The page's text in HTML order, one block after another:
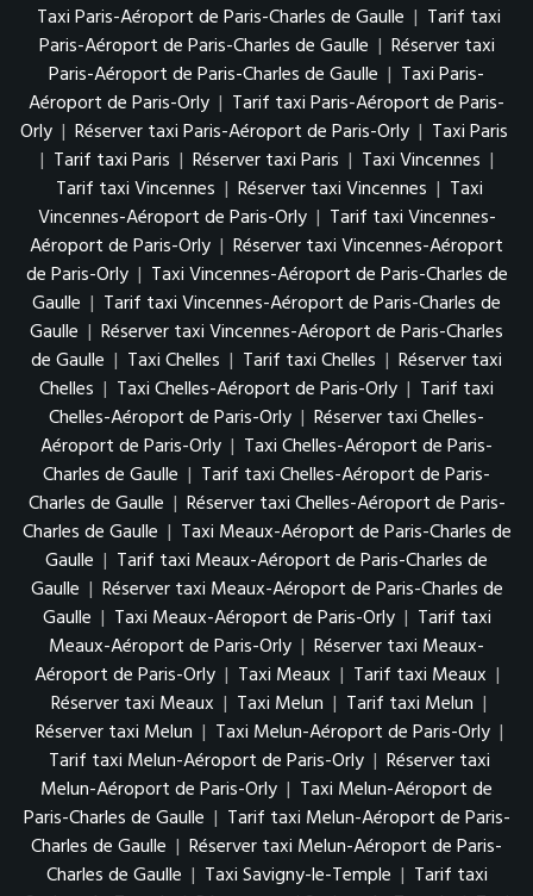
Taxi Paris-Aéroport de Paris-Charles de Gaulle | Tarif taxi
Paris-Aéroport de Paris-Charles de Gaulle | Réserver taxi
Paris-Aéroport de Paris-Charles de Gaulle | Taxi Paris-
Aéroport de Paris-Orly | Tarif taxi Paris-Aéroport de Paris-
Orly | Réserver taxi Paris-Aéroport de Paris-Orly | Taxi Paris
| Tarif taxi Paris | Réserver taxi Paris | Taxi Vincennes |
Tarif taxi Vincennes | Réserver taxi Vincennes | Taxi
Vincennes-Aéroport de Paris-Orly | Tarif taxi Vincennes-
Aéroport de Paris-Orly | Réserver taxi Vincennes-Aéroport
de Paris-Orly | Taxi Vincennes-Aéroport de Paris-Charles de
Gaulle | Tarif taxi Vincennes-Aéroport de Paris-Charles de
Gaulle | Réserver taxi Vincennes-Aéroport de Paris-Charles
de Gaulle | Taxi Chelles | Tarif taxi Chelles | Réserver taxi
Chelles | Taxi Chelles-Aéroport de Paris-Orly | Tarif taxi
Chelles-Aéroport de Paris-Orly | Réserver taxi Chelles-
Aéroport de Paris-Orly | Taxi Chelles-Aéroport de Paris-
Charles de Gaulle | Tarif taxi Chelles-Aéroport de Paris-
Charles de Gaulle | Réserver taxi Chelles-Aéroport de Paris-
Charles de Gaulle | Taxi Meaux-Aéroport de Paris-Charles de
Gaulle | Tarif taxi Meaux-Aéroport de Paris-Charles de
Gaulle | Réserver taxi Meaux-Aéroport de Paris-Charles de
Gaulle | Taxi Meaux-Aéroport de Paris-Orly | Tarif taxi
Meaux-Aéroport de Paris-Orly | Réserver taxi Meaux-
Aéroport de Paris-Orly | Taxi Meaux | Tarif taxi Meaux |
Réserver taxi Meaux | Taxi Melun | Tarif taxi Melun |
Réserver taxi Melun | Taxi Melun-Aéroport de Paris-Orly |
Tarif taxi Melun-Aéroport de Paris-Orly | Réserver taxi
Melun-Aéroport de Paris-Orly | Taxi Melun-Aéroport de
Paris-Charles de Gaulle | Tarif taxi Melun-Aéroport de Paris-
Charles de Gaulle | Réserver taxi Melun-Aéroport de Paris-
Charles de Gaulle | Taxi Savigny-le-Temple | Tarif taxi